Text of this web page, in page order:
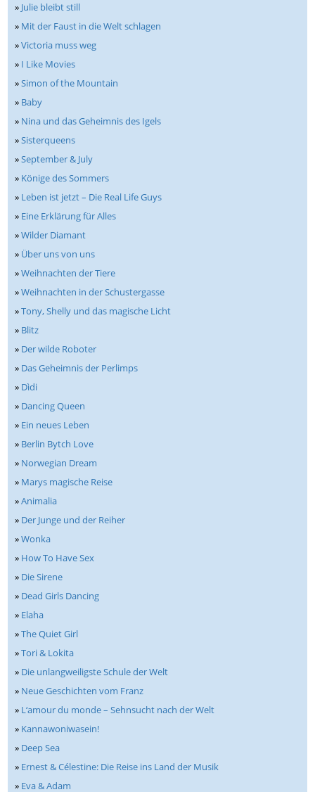
» Julie bleibt still
» Mit der Faust in die Welt schlagen
»Victoria muss weg
» I Like Movies
»Simon of the Mountain
» Baby
» Nina und das Geheimnis des Igels
»Sisterqueens
»September & July
» Könige des Sommers
» Leben ist jetzt – Die Real Life Guys
» Eine Erklärung für Alles
»Wilder Diamant
» Über uns von uns
»Weihnachten der Tiere
»Weihnachten in der Schustergasse
»Tony, Shelly und das magische Licht
» Blitz
» Der wilde Roboter
» Das Geheimnis der Perlimps
» Dìdi
» Dancing Queen
» Ein neues Leben
» Berlin Bytch Love
» Norwegian Dream
» Marys magische Reise
»Animalia
» Der Junge und der Reiher
»Wonka
» How To Have Sex
» Die Sirene
» Dead Girls Dancing
» Elaha
»The Quiet Girl
»Tori & Lokita
» Die unlangweiligste Schule der Welt
» Neue Geschichten vom Franz
» L‘amour du monde – Sehnsucht nach der Welt
» Kannawoniwasein!
» Deep Sea
» Ernest & Célestine: Die Reise ins Land der Musik
» Eva & Adam